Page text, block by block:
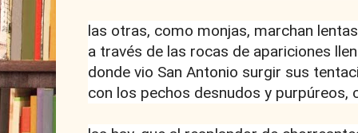
las otras, como monjas, marchan
a través de las rocas de apariciones
donde vio San Antonio surgir sus
con los pechos desnudos y purpúreos,